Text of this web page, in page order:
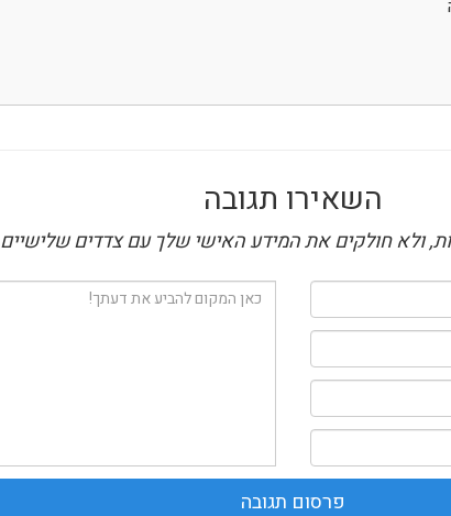
השאירו תגובה
ולא חולקים את המידע האישי שלך עם צדדים שלישיים